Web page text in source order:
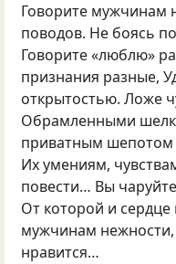
Говорите мужчинам
поводов. Не боясь
Говорите«люблю»
признания разные,
открытостью. Ложе
Обрамленными
приватным шепотом
Их умениям,
повести… Вы
От которой и
мужчинам
нравится…